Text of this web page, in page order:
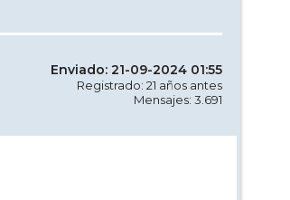
Enviado: 21-09-2024 01:55
Registrado: 21 años antes
Mensajes: 3.691